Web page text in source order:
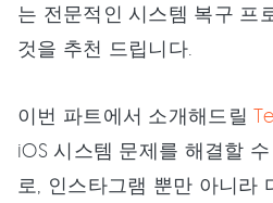
는 전문적인 시스템 복구 프
것을 추천 드립니다.
이번 파트에서 소개해드릴
iOS 시스템 문제를 해결할
로, 인스타그램 뿐만 아니라